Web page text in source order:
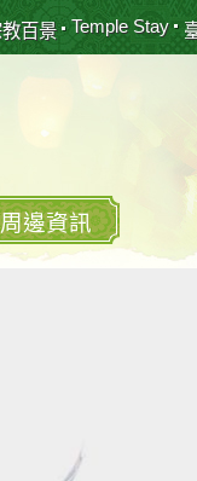
百景 Temple Stay
周邊資訊